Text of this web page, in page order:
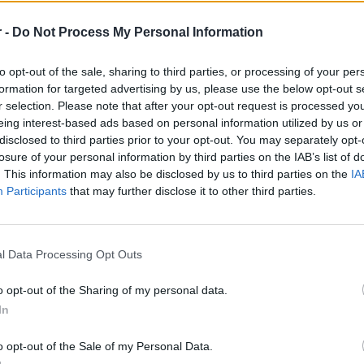
- Do Not Process My Personal Information
opt-out of the sale, sharing to third parties, or processing of your
for targeted advertising by us, please use the below opt-out
selection. Please note that after your opt-out request is processed
interest-based ads based on personal information utilized by us
to third parties prior to your opt-out. You may separately
of your personal information by third parties on the IAB’s list of
This information may also be disclosed by us to third parties on the
Participants that may further disclose it to other third parties.
Data Processing Opt Outs
opt-out of the Sharing of my personal data.
opt-out of the Sale of my Personal Data.
Καλή γνώση myDATA
Απαραίτητα Προσόντα
Πτυχίο Α.Ε.Ι. – Τ.Ε.Ι. Λογιστικής ή Οικονομικής
Εμπειρία χειρισμού συστήματος ERP
Πολύ καλή γνώση χειρισμού MS Office
Απαραίτητη προϋπόθεση η εμπειρία σε αντίστοιχη
Γνώσεις λογιστικής & εμπορικών προγραμμάτων
Άριστη χρήση Η/Υ και προγραμμάτων MS Office